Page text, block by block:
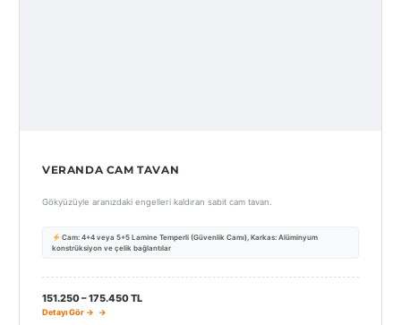
VERANDA CAM TAVAN
Gökyüzüyle aranızdaki engelleri kaldıran sabit cam tavan.
Cam: 4+4 veya 5+5 Lamine Temperli (Güvenlik Camı), Karkas: Alüminyum
konstrüksiyon ve çelik bağlantılar
151.250 – 175.450 TL
Detayı Gör →